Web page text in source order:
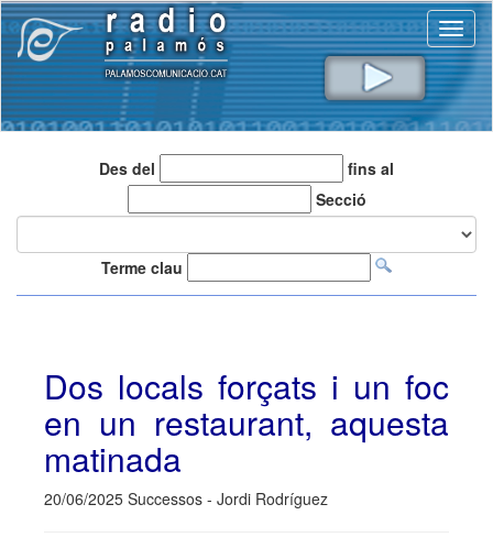
Des del
fins al
Secció
Terme clau
Dos locals forçats i un foc
en un restaurant, aquesta
matinada
20/06/2025 Successos - Jordi Rodríguez